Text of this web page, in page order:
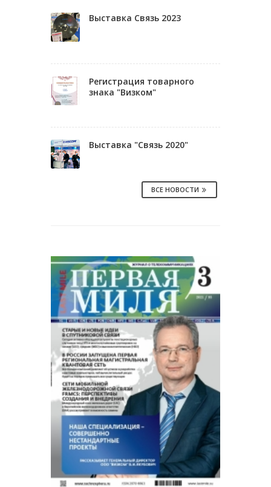
Выставка Связь 2023
Регистрация товарного
знака "Визком"
Выставка "Связь 2020"
ВСЕ НОВОСТИ